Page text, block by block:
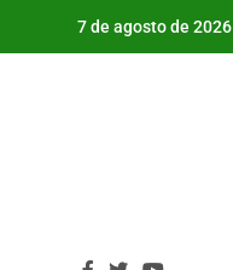
7 de agosto de 2026